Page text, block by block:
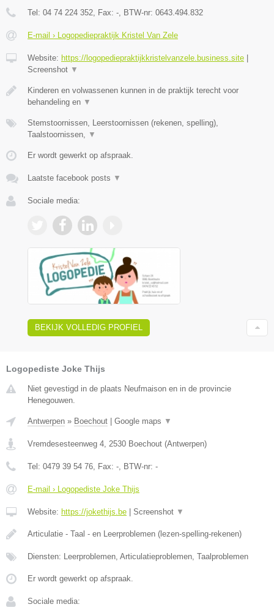
Tel: 04 74 224 352, Fax: -, BTW-nr: 0643.494.832
E-mail › Logopediepraktijk Kristel Van Zele
Website: https://logopediepraktijkkristelvanzele.business.site
Screenshot ▼
Kinderen en volwassenen kunnen in de praktijk terecht voor
behandeling en ▼
Stemstoornissen, Leerstoornissen (rekenen, spelling),
Taalstoornissen, ▼
Er wordt gewerkt op afspraak.
Laatste facebook posts ▼
Sociale media:
BEKIJK VOLLEDIG PROFIEL
Logopediste Joke Thijs
Niet gevestigd in de plaats Neufmaison en in de provincie
Henegouwen.
Antwerpen » Boechout Google maps ▼
Vremdesesteenweg 4, 2530 Boechout (Antwerpen)
Tel: 0479 39 54 76, Fax: -, BTW-nr: -
E-mail › Logopediste Joke Thijs
Website: https://jokethijs.be Screenshot ▼
Articulatie - Taal - en Leerproblemen (lezen-spelling-rekenen)
Diensten: Leerproblemen, Articulatieproblemen, Taalproblemen
Er wordt gewerkt op afspraak.
Sociale media: